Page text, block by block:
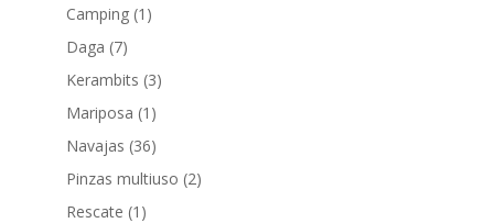
Camping (1)
Daga (7)
Kerambits (3)
Mariposa (1)
Navajas (36)
Pinzas multiuso (2)
Rescate (1)